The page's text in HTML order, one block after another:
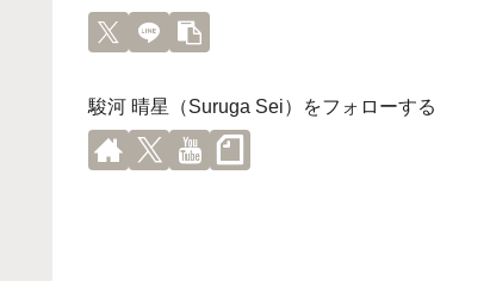
駿河 晴星（Suruga Sei）をフォローする